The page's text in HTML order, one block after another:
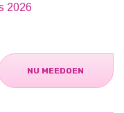
2026
NU MEEDOEN